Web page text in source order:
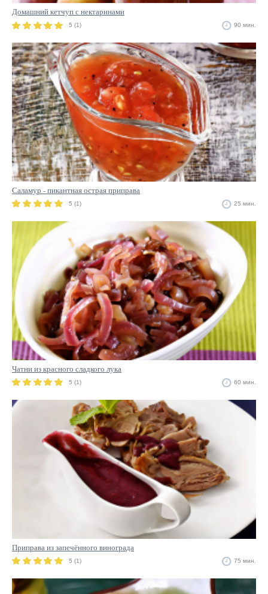
Домашний кетчуп с нектаринами
5 (1) 90 мин.
Саламур - пикантная острая приправа
5 (1) 25 мин.
Чатни из красного сладкого лука
5 (1) 60 мин.
Приправа из запечённого винограда
5 (1) 75 мин.